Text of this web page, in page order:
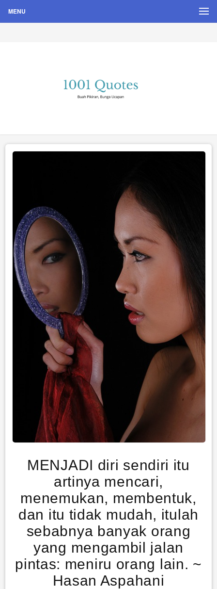
MENU
Quote Hari Puisi
MENJADI diri sendiri itu
artinya mencari,
menemukan, membentuk,
dan itu tidak mudah, itulah
sebabnya banyak orang
yang mengambil jalan
pintas: meniru orang lain. ~
Hasan Aspahani